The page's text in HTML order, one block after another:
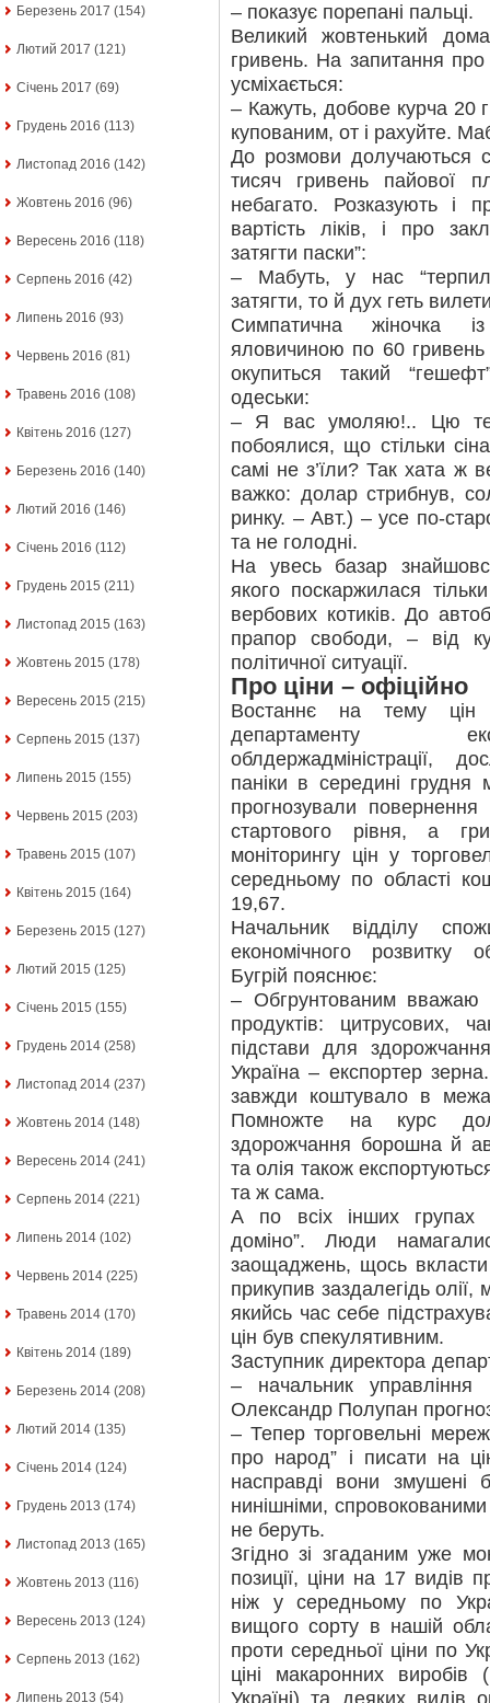
Березень 2017 (154)
Лютий 2017 (121)
Січень 2017 (69)
Грудень 2016 (113)
Листопад 2016 (142)
Жовтень 2016 (96)
Вересень 2016 (118)
Серпень 2016 (42)
Липень 2016 (93)
Червень 2016 (81)
Травень 2016 (108)
Квітень 2016 (127)
Березень 2016 (140)
Лютий 2016 (146)
Січень 2016 (112)
Грудень 2015 (211)
Листопад 2015 (163)
Жовтень 2015 (178)
Вересень 2015 (215)
Серпень 2015 (137)
Липень 2015 (155)
Червень 2015 (203)
Травень 2015 (107)
Квітень 2015 (164)
Березень 2015 (127)
Лютий 2015 (125)
Січень 2015 (155)
Грудень 2014 (258)
Листопад 2014 (237)
Жовтень 2014 (148)
Вересень 2014 (241)
Серпень 2014 (221)
Липень 2014 (102)
Червень 2014 (225)
Травень 2014 (170)
Квітень 2014 (189)
Березень 2014 (208)
Лютий 2014 (135)
Січень 2014 (124)
Грудень 2013 (174)
Листопад 2013 (165)
Жовтень 2013 (116)
Вересень 2013 (124)
Серпень 2013 (162)
Липень 2013 (54)
– показує порепані пальці.
Великий жовтенький
гривень. На запитання про
усміхається:
– Кажуть, добове курча 20
купованим, от і рахуйте.
До розмови долучаються
тисяч гривень пайової
небагато. Розказують і
вартість ліків, і про
затягти паски”:
– Мабуть, у нас
затягти, то й дух геть
Симпатична жіночка із
яловичиною по 60 гривень
окупиться такий
одеськи:
– Я вас умоляю!.. Цю
побоялися, що стільки
самі не з’їли? Так хата ж
важко: долар стрибнув,
ринку. – Авт.) – усе по-
та не голодні.
На увесь базар
якого поскаржилася
вербових котиків. До
прапор свободи, – від
політичної ситуації.
Про ціни – офіційно
Востаннє на тему цін
департаменту
облдержадміністрації,
паніки в середині грудня
прогнозували
стартового рівня, а
моніторингу цін у
середньому по області
19,67.
Начальник відділу
економічного розвитку
Бугрій пояснює:
– Обгрунтованим вважаю
продуктів:
підстави для
Україна – експортер
завжди коштувало в
Помножте на курс
здорожчання борошна й
та олія також
та ж сама.
А по всіх інших групах
доміно”. Люди
заощаджень, щось
прикупив заздалегідь
якийсь час себе
цін був спекулятивним.
Заступник директора
– начальник управління
Олександр Полупан
– Тепер торговельні
про народ” і писати на
насправді вони змушені
нинішніми,
не беруть.
Згідно зі згаданим уже
позиції, ціни на 17 видів
ніж у середньому по
вищого сорту в нашій
проти середньої ціни по
ціні макаронних
Україні) та деяких видів